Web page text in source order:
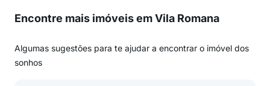
Encontre mais imóveis em Vila Romana
Algumas sugestões para te ajudar a encontrar o imóvel dos
sonhos